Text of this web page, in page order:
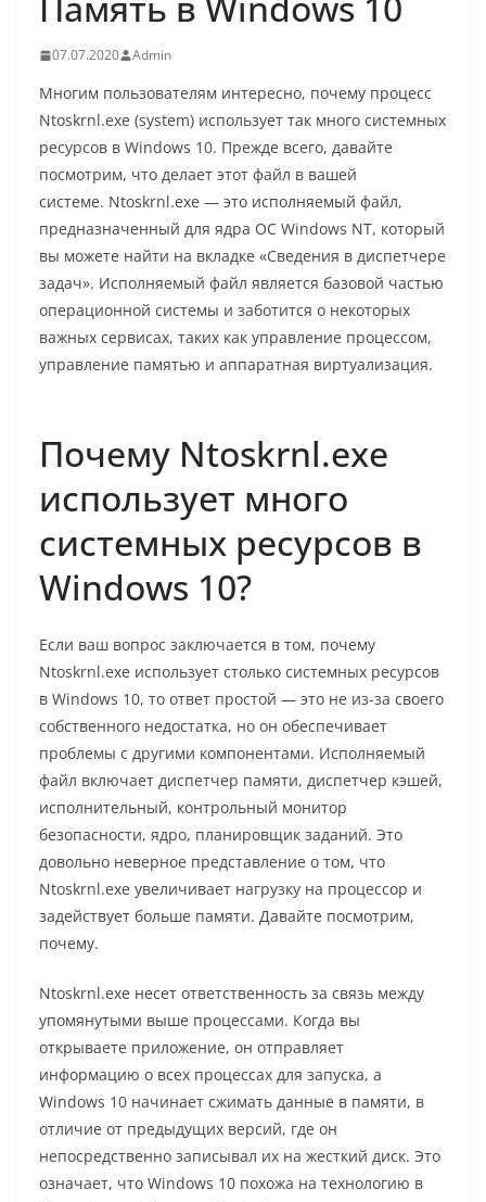
07.07.2020 Admin
Многим пользователям интересно, почему процесс
Ntoskrnl.exe (system) использует так много системных
ресурсов в Windows 10. Прежде всего, давайте
посмотрим, что делает этот файл в вашей
системе. Ntoskrnl.exe — это исполняемый файл,
предназначенный для ядра ОС Windows NT, который
вы можете найти на вкладке «Сведения в диспетчере
задач». Исполняемый файл является базовой частью
операционной системы и заботится о некоторых
важных сервисах, таких как управление процессом,
управление памятью и аппаратная виртуализация.
Почему Ntoskrnl.exe
использует много
системных ресурсов в
Windows 10?
Если ваш вопрос заключается в том, почему
Ntoskrnl.exe использует столько системных ресурсов
в Windows 10, то ответ простой — это не из-за своего
собственного недостатка, но он обеспечивает
проблемы с другими компонентами. Исполняемый
файл включает диспетчер памяти, диспетчер кэшей,
исполнительный, контрольный монитор
безопасности, ядро, планировщик заданий. Это
довольно неверное представление о том, что
Ntoskrnl.exe увеличивает нагрузку на процессор и
задействует больше памяти. Давайте посмотрим,
почему.
Ntoskrnl.exe несет ответственность за связь между
упомянутыми выше процессами. Когда вы
открываете приложение, он отправляет
информацию о всех процессах для запуска, а
Windows 10 начинает сжимать данные в памяти, в
отличие от предыдущих версий, где он
непосредственно записывал их на жесткий диск. Это
означает, что Windows 10 похожа на технологию в